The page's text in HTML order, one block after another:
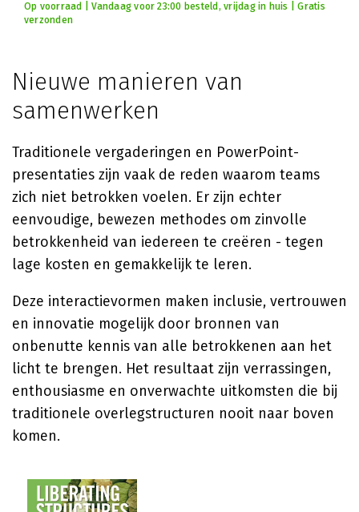
Op voorraad | Vandaag voor 23:00 besteld, vrijdag in huis | Gratis
verzonden
Nieuwe manieren van
samenwerken
Traditionele vergaderingen en PowerPoint-
presentaties zijn vaak de reden waarom teams
zich niet betrokken voelen. Er zijn echter
eenvoudige, bewezen methodes om zinvolle
betrokkenheid van iedereen te creëren - tegen
lage kosten en gemakkelijk te leren.
Deze interactievormen maken inclusie, vertrouwen
en innovatie mogelijk door bronnen van
onbenutte kennis van alle betrokkenen aan het
licht te brengen. Het resultaat zijn verrassingen,
enthousiasme en onverwachte uitkomsten die bij
traditionele overlegstructuren nooit naar boven
komen.